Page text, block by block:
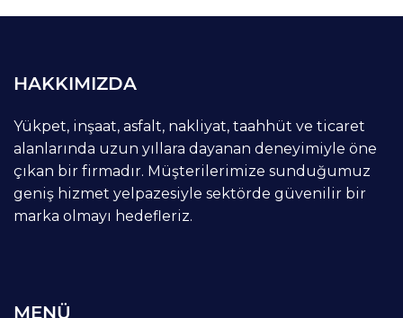
HAKKIMIZDA
Yükpet, inşaat, asfalt, nakliyat, taahhüt ve ticaret
alanlarında uzun yıllara dayanan deneyimiyle öne
çıkan bir firmadır. Müşterilerimize sunduğumuz
geniş hizmet yelpazesiyle sektörde güvenilir bir
marka olmayı hedefleriz.
MENÜ